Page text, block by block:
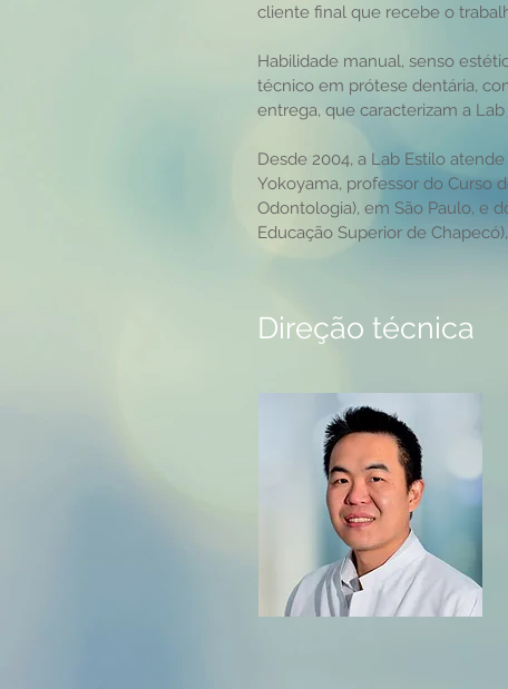
cliente final que recebe o
Habilidade manual, senso
técnico em prótese dentária,
entrega, que caracterizam a Lab
Desde 2004, a Lab Estilo
Yokoyama, professor do Curso
Odontologia), em São Paulo, e
Educação Superior de
Direção técnica